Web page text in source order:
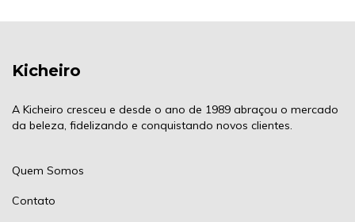
Kicheiro
A Kicheiro cresceu e desde o ano de 1989 abraçou o mercado
da beleza, fidelizando e conquistando novos clientes.
Quem Somos
Contato